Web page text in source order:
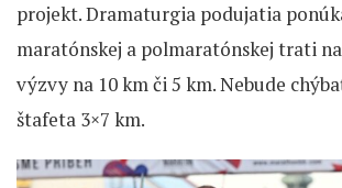
projekt. Dramaturgia podujatia
maratónskej a polmaratónskej trati
výzvy na 10 km či 5 km. Nebude
štafeta 3×7 km.